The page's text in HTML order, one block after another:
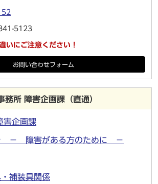
5123
いにご注意ください！
お問い合わせフォーム
務所 障害企画課（直通）
害企画課
－ 障害がある方のために －
補装具関係